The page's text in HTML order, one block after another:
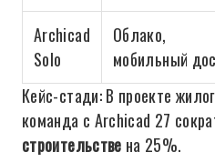
Archicad
Solo
Облако,
мобильный
Кейс-стади: В проекте
команда с Archicad 27
строительстве на 25%.